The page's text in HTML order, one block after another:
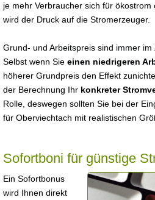
je mehr Verbraucher sich für
wird der Druck auf die Stromerzeuger.
Grund- und Arbeitspreis sind immer
Selbst wenn Sie einen niedrigeren
höherer Grundpreis den Effekt
der Berechnung Ihr konkreter
Rolle, deswegen sollten Sie bei der
für Oberviechtach mit realistischen
Sofortboni für günstige
Ein Sofortbonus
wird Ihnen direkt